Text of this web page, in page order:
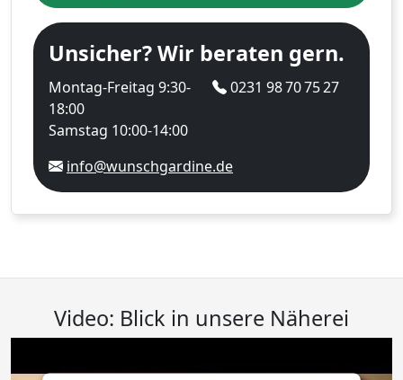
Unsicher? Wir beraten gern.
Montag-Freitag 9:30-
18:00
Samstag 10:00-14:00
0231 98 70 75 27
info@wunschgardine.de
Video: Blick in unsere Näherei